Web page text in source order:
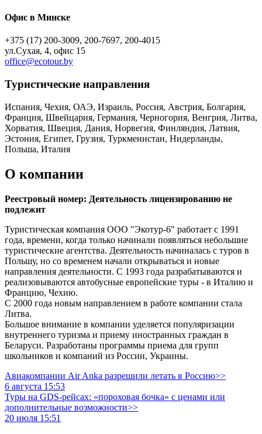
Офис в Минске
+375 (17) 200-3009, 200-7697, 200-4015
ул.Сухая, 4, офис 15
office@ecotour.by
Туристическиe направления
Испания, Чехия, ОАЭ, Израиль, Россия, Австрия, Болгария,
Франция, Швейцария, Германия, Черногория, Венгрия, Литва,
Хорватия, Швеция, Дания, Норвегия, Финляндия, Латвия,
Эстония, Египет, Грузия, Туркменистан, Нидерланды,
Польша, Италия
О компании
Реестровый номер: Деятельность лицензированию не
подлежит
Туристическая компания ООО "Экотур-6" работает с 1991
года, времени, когда только начинали появляться небольшие
туристические агентства. Деятельность начиналась с туров в
Польшу, но со временем начали открываться и новые
направления деятельности. С 1993 года разрабатываются и
реализовываются автобусные европейские туры - в Италию и
Францию, Чехию.
С 2000 года новым направлением в работе компании стала
Литва.
Большое внимание в компании уделяется популяризации
внутреннего туризма и приему иностранных граждан в
Беларуси. Разработаны программы приема для групп
школьников и компаний из России, Украины.
Авиакомпании Air Anka разрешили летать в Россию>>
6 августа 15:53
Туры на GDS-рейсах: «пороховая бочка» с ценами или
дополнительные возможности>>
20 июля 15:51